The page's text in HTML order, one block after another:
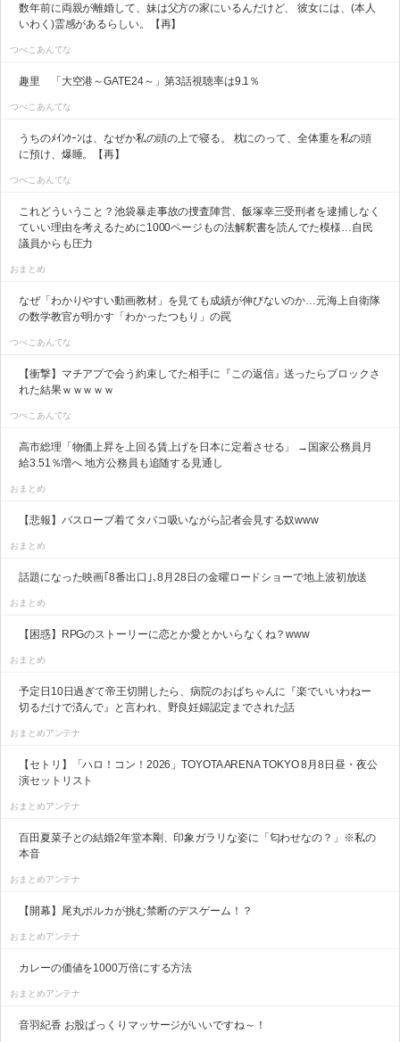
数年前に両親が離婚して、妹は父方の家にいるんだけど、 彼女には、(本人
いわく)霊感があるらしい。【再】
つべこあんてな
趣里 「大空港～GATE24～」第3話視聴率は9.1％
つべこあんてな
うちのﾒｲﾝｸｰﾝは、なぜか私の頭の上で寝る。 枕にのって、全体重を私の頭
に預け、爆睡。【再】
つべこあんてな
これどういうこと？池袋暴走事故の捜査陣営、飯塚幸三受刑者を逮捕しなく
ていい理由を考えるために1000ページもの法解釈書を読んでた模様…自民
議員からも圧力
おまとめ
なぜ「わかりやすい動画教材」を見ても成績が伸びないのか…元海上自衛隊
の数学教官が明かす「わかったつもり」の罠
つべこあんてな
【衝撃】マチアプで会う約束してた相手に『この返信』送ったらブロックさ
れた結果ｗｗｗｗｗ
つべこあんてな
高市総理「物価上昇を上回る賃上げを日本に定着させる」 →国家公務員月
給3.51％増へ 地方公務員も追随する見通し
おまとめ
【悲報】バスローブ着てタバコ吸いながら記者会見する奴www
おまとめ
話題になった映画｢8番出口｣､8月28日の金曜ロードショーで地上波初放送
おまとめ
【困惑】RPGのストーリーに恋とか愛とかいらなくね？www
おまとめ
予定日10日過ぎて帝王切開したら、病院のおばちゃんに『楽でいいわねー
切るだけで済んで』と言われ、野良妊婦認定までされた話
おまとめアンテナ
【セトリ】「ハロ！コン！2026」TOYOTA ARENA TOKYO 8月8日昼・夜公
演セットリスト
おまとめアンテナ
百田夏菜子との結婚2年堂本剛、印象ガラリな姿に「匂わせなの？」※私の
本音
おまとめアンテナ
【開幕】尾丸ポルカが挑む禁断のデスゲーム！？
おまとめアンテナ
カレーの価値を1000万倍にする方法
おまとめアンテナ
音羽紀香 お股ぱっくりマッサージがいいですね～！